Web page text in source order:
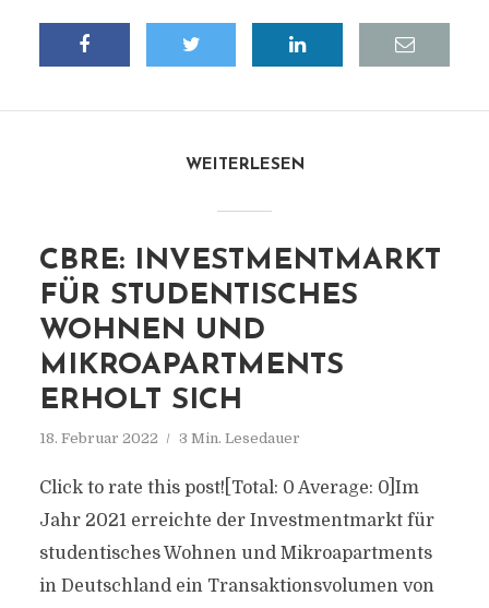
WEITERLESEN
CBRE: INVESTMENTMARKT
FÜR STUDENTISCHES
WOHNEN UND
MIKROAPARTMENTS
ERHOLT SICH
18. Februar 2022 3 Min. Lesedauer
Click to rate this post![Total: 0 Average: 0]Im
Jahr 2021 erreichte der Investmentmarkt für
studentisches Wohnen und Mikroapartments
in Deutschland ein Transaktionsvolumen von